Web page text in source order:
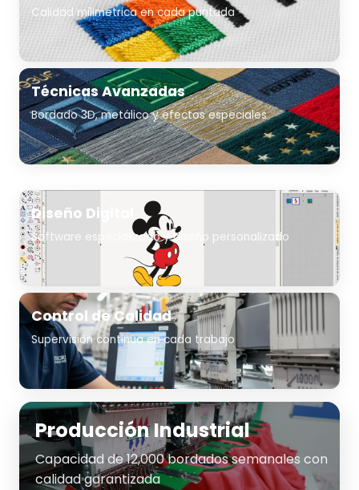
Calidad milimétrica en cada puntada
Técnicas Avanzadas
Bordado 3D, metálico y efectos especiales
Diseño Digital
Software especializado y diseño personalizado
Control de Calidad
Supervisión continua en cada trabajo
Producción Industrial
Capacidad de 12,000 bordados semanales con
calidad garantizada